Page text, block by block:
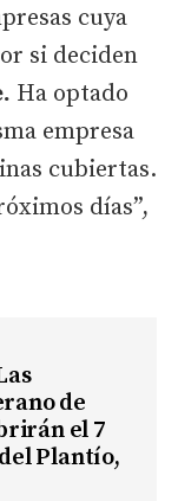
cuya
si deciden
Ha optado
empresa
cubiertas.
días”,
de
el 7
Plantío,